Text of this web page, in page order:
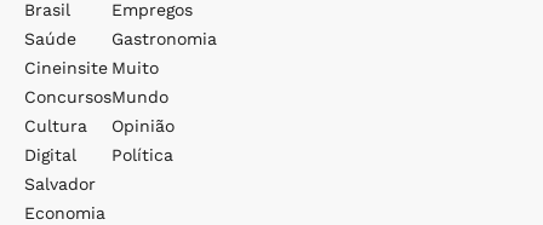
Brasil
Saúde
Cineinsite
Concursos
Cultura
Digital
Salvador
Economia
Empregos
Gastronomia
Muito
Mundo
Opinião
Política